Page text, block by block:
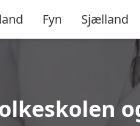
Fyn Sjælland